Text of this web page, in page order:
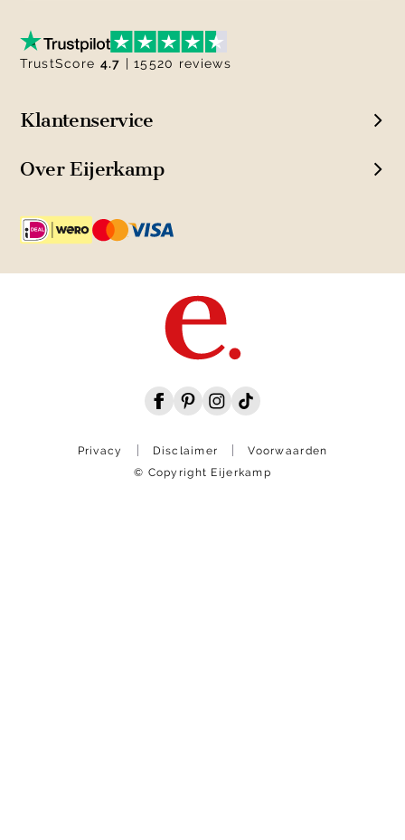
Klantenservice
Over Eijerkamp
TrustScore 4.7 | 15520 reviews
Privacy Disclaimer
Voorwaarden
© Copyright Eijerkamp